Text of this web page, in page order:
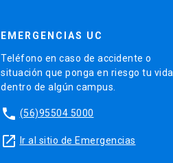
EMERGENCIAS UC
Teléfono en caso de accidente o
situación que ponga en riesgo tu vida
dentro de algún campus.
phone (56)95504 5000
launch Ir al sitio de Emergencias